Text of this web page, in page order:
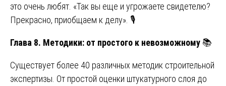
это очень любят. «Так вы еще и угрожаете свидетелю?
Прекрасно, приобщаем к делу». 🎙️
Глава 8. Методики: от простого к невозможному 📚
Существует более 40 различных методик строительной
экспертизы. От простой оценки штукатурного слоя до